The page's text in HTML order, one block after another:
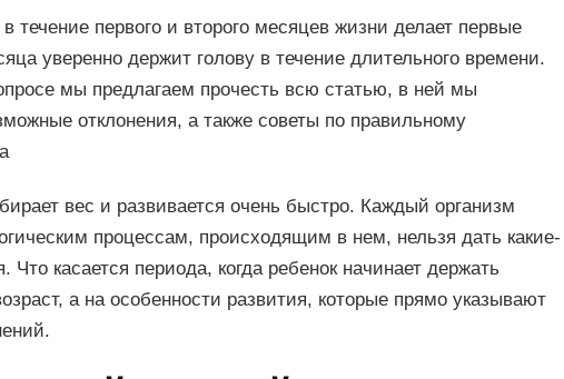
первого и второго месяцев жизни делает первые
уверенно держит голову в течение длительного времени.
мы предлагаем прочесть всю статью, в ней мы
отклонения, а также советы по правильному
вес и развивается очень быстро. Каждый организм
процессам, происходящим в нем, нельзя дать какие-
Что касается периода, когда ребенок начинает держать
а на особенности развития, которые прямо указывают